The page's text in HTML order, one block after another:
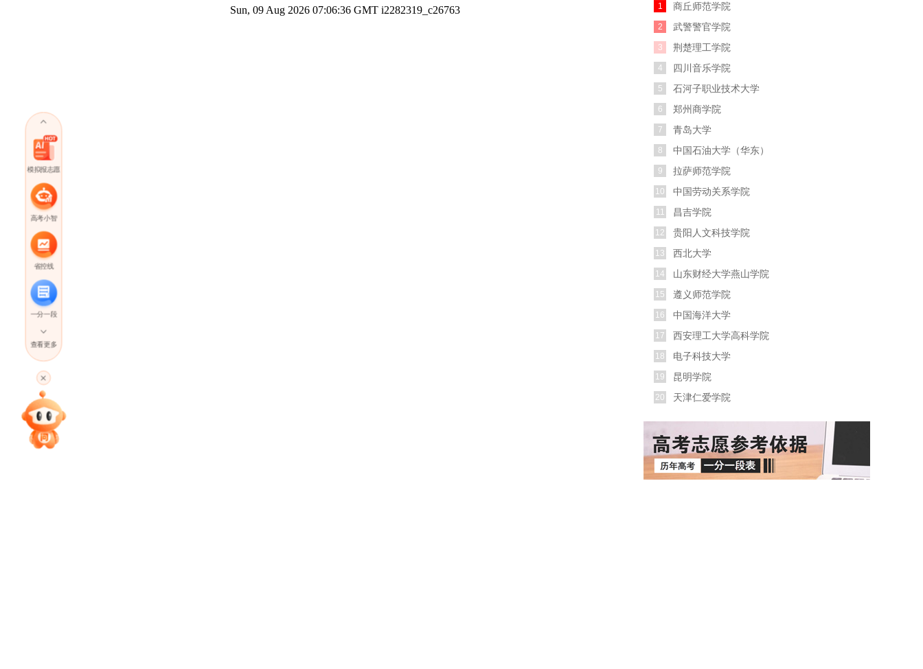
模拟报志愿
高考小智
省控线
一分一段
高考直播
专家指导课
查看更多
1 商丘师范学院
2 武警警官学院
3 荆楚理工学院
4 四川音乐学院
5 石河子职业技术大学
6 郑州商学院
7 青岛大学
8 中国石油大学（华东）
9 拉萨师范学院
10 中国劳动关系学院
11 昌吉学院
12 贵阳人文科技学院
13 西北大学
14 山东财经大学燕山学院
15 遵义师范学院
16 中国海洋大学
17 西安理工大学高科学院
18 电子科技大学
19 昆明学院
20 天津仁爱学院